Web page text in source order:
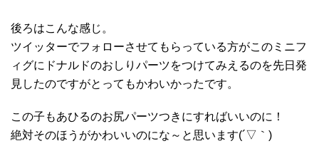
後ろはこんな感じ。
ツイッターでフォローさせてもらっている方がこのミニフ
ィグにドナルドのおしりパーツをつけてみえるのを先日発
見したのですがとってもかわいかったです。
この子もあひるのお尻パーツつきにすればいいのに！
絶対そのほうがかわいいのにな～と思います(´▽｀)